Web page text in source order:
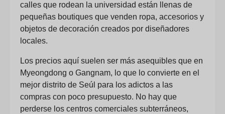
calles que rodean la universidad están llenas de
pequeñas boutiques que venden ropa, accesorios y
objetos de decoración creados por diseñadores
locales.
Los precios aquí suelen ser más asequibles que en
Myeongdong o Gangnam, lo que lo convierte en el
mejor distrito de Seúl para los adictos a las
compras con poco presupuesto. No hay que
perderse los centros comerciales subterráneos,